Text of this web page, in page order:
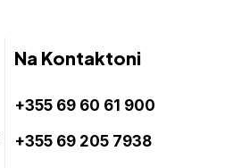
Na Kontaktoni
+355 69 60 61 900
+355 69 205 7938